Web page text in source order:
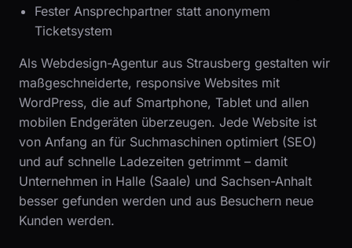
Fester Ansprechpartner statt anonymem
Ticketsystem
Als Webdesign-Agentur aus Strausberg gestalten wir
maßgeschneiderte, responsive Websites mit
WordPress, die auf Smartphone, Tablet und allen
mobilen Endgeräten überzeugen. Jede Website ist
von Anfang an für Suchmaschinen optimiert (SEO)
und auf schnelle Ladezeiten getrimmt – damit
Unternehmen in Halle (Saale) und Sachsen-Anhalt
besser gefunden werden und aus Besuchern neue
Kunden werden.